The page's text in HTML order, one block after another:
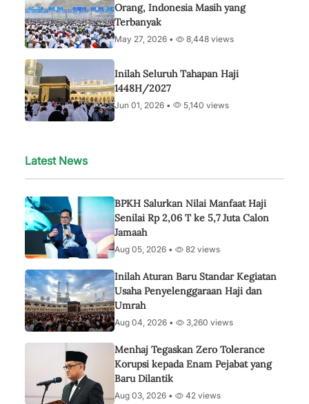
Orang, Indonesia Masih yang
Terbanyak
May 27, 2026 • 8,448 views
Inilah Seluruh Tahapan Haji
1448H/2027
Jun 01, 2026 • 5,140 views
Latest News
BPKH Salurkan Nilai Manfaat Haji
Senilai Rp 2,06 T ke 5,7 Juta Calon
Jamaah
Aug 05, 2026 • 82 views
Inilah Aturan Baru Standar Kegiatan
Usaha Penyelenggaraan Haji dan
Umrah
Aug 04, 2026 • 3,260 views
Menhaj Tegaskan Zero Tolerance
Korupsi kepada Enam Pejabat yang
Baru Dilantik
Aug 03, 2026 • 42 views